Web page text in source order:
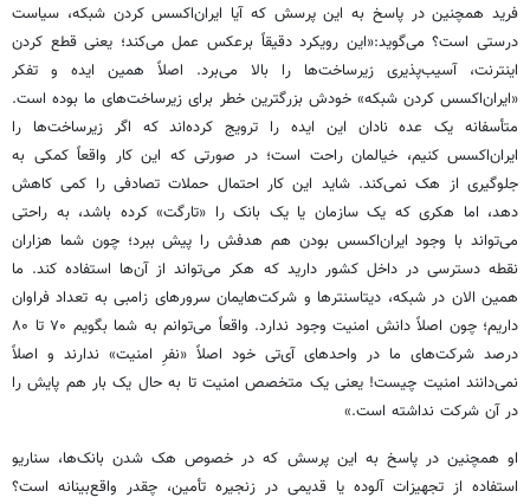
فرید همچنین در پاسخ به این پرسش که آیا ایران‌اکسس کردن شبکه، سیاست
درستی است؟ می‌گوید:«این رویکرد دقیقاً برعکس عمل می‌کند؛ یعنی قطع کردن
اینترنت، آسیب‌پذیری زیرساخت‌ها را بالا می‌برد. اصلاً همین ایده و تفکر
«ایران‌اکسس کردن شبکه» خودش بزرگترین خطر برای زیرساخت‌های ما بوده است.
متأسفانه یک عده نادان این ایده را ترویج کرده‌اند که اگر زیرساخت‌ها را
ایران‌اکسس کنیم، خیالمان راحت است؛ در صورتی که این کار واقعاً کمکی به
جلوگیری از هک نمی‌کند. شاید این کار احتمال حملات تصادفی را کمی کاهش
دهد، اما هکری که یک سازمان یا یک بانک را «تارگت» کرده باشد، به راحتی
می‌تواند با وجود ایران‌اکسس بودن هم هدفش را پیش ببرد؛ چون شما هزاران
نقطه دسترسی در داخل کشور دارید که هکر می‌تواند از آن‌ها استفاده کند. ما
همین الان در شبکه، دیتاسنترها و شرکت‌هایمان سرورهای زامبی به تعداد فراوان
داریم؛ چون اصلاً دانش امنیت وجود ندارد. واقعاً می‌توانم به شما بگویم ۷۰ تا ۸۰
درصد شرکت‌های ما در واحدهای آی‌تی خود اصلاً «نفرِ امنیت» ندارند و اصلاً
نمی‌دانند امنیت چیست! یعنی یک متخصص امنیت تا به حال یک بار هم پایش را
در آن شرکت نداشته است.»
او همچنین در پاسخ به این پرسش که در خصوص هک شدن بانک‌ها، سناریو
استفاده از تجهیزات آلوده یا قدیمی در زنجیره تأمین، چقدر واقع‌بینانه است؟